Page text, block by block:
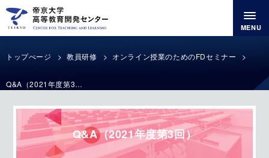
MENU
トップぺージ 教員研修 オンライン授業のためのFDセミナー
Q&A（2021年度第3回）
Q&A（2021年度第3回）